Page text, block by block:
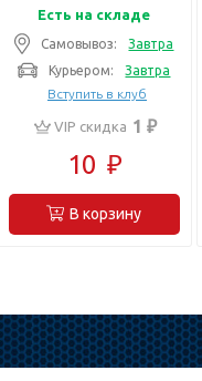
одинарная цвет
бежевый,
Электрическая
розетка (SV-54117-
Есть на складе
Самовывоз:
Завтра
Курьером:
Завтра
Вступить в клуб
VIP скидка 1 ₽
10 ₽
В корзину